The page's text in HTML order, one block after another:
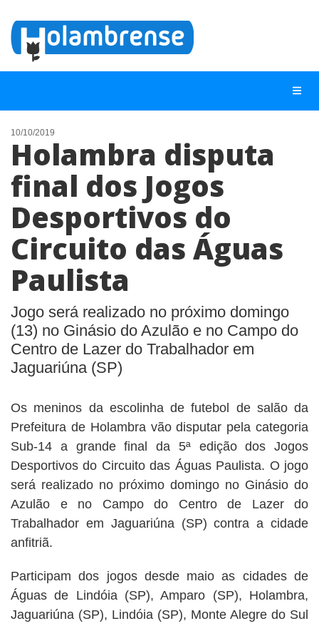
NOTÍCIAS
LISTA DIGITAL
TELEFONES ÚTEIS
CONTATO
ANUNCIE
10/10/2019
Holambra disputa
final dos Jogos
Desportivos do
Circuito das Águas
Paulista
Jogo será realizado no próximo domingo
(13) no Ginásio do Azulão e no Campo do
Centro de Lazer do Trabalhador em
Jaguariúna (SP)
Os meninos da escolinha de futebol de salão da
Prefeitura de Holambra vão disputar pela categoria
Sub-14 a grande final da 5ª edição dos Jogos
Desportivos do Circuito das Águas Paulista. O jogo
será realizado no próximo domingo no Ginásio do
Azulão e no Campo do Centro de Lazer do
Trabalhador em Jaguariúna (SP) contra a cidade
anfitriã.
Participam dos jogos desde maio as cidades de
Águas de Lindóia (SP), Amparo (SP), Holambra,
Jaguariúna (SP), Lindóia (SP), Monte Alegre do Sul